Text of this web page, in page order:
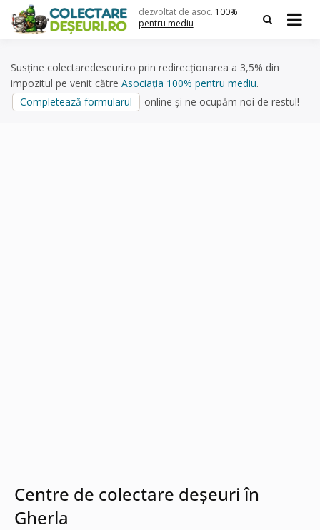
content
dezvoltat de asoc. 100%
pentru mediu
Susține colectaredeseuri.ro prin redirecționarea a 3,5% din
impozitul pe venit către Asociația 100% pentru mediu.
Completează formularul
online și ne ocupăm noi de restul!
Centre de colectare deșeuri în
Gherla